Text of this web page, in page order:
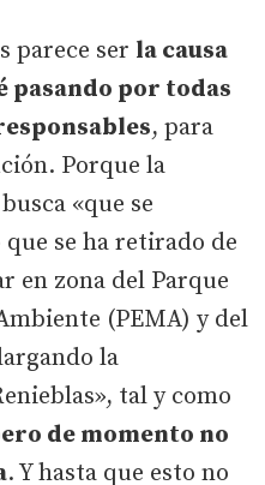
parece ser la causa
pasando por todas
, para
Porque la
«que se
se ha retirado de
en zona del Parque
(PEMA) y del
la
tal y como
de momento no
. Y hasta que esto no